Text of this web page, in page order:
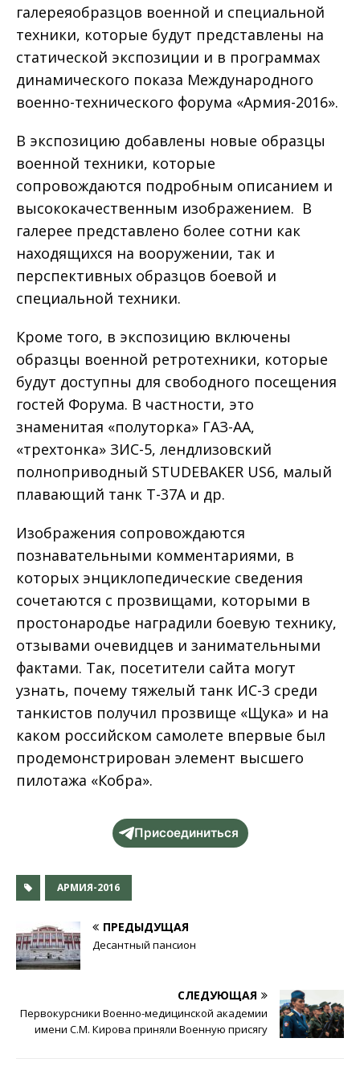
галереяобразцов военной и специальной
техники, которые будут представлены на
статической экспозиции и в программах
динамического показа Международного
военно-технического форума «Армия-2016».
В экспозицию добавлены новые образцы
военной техники, которые
сопровождаются подробным описанием и
высококачественным изображением. В
галерее представлено более сотни как
находящихся на вооружении, так и
перспективных образцов боевой и
специальной техники.
Кроме того, в экспозицию включены
образцы военной ретротехники, которые
будут доступны для свободного посещения
гостей Форума. В частности, это
знаменитая «полуторка» ГАЗ-АА,
«трехтонка» ЗИС-5, лендлизовский
полноприводный STUDEBAKER US6, малый
плавающий танк Т-37А и др.
Изображения сопровождаются
познавательными комментариями, в
которых энциклопедические сведения
сочетаются с прозвищами, которыми в
простонародье наградили боевую технику,
отзывами очевидцев и занимательными
фактами. Так, посетители сайта могут
узнать, почему тяжелый танк ИС-3 среди
танкистов получил прозвище «Щука» и на
каком российском самолете впервые был
продемонстрирован элемент высшего
пилотажа «Кобра».
Присоединиться
АРМИЯ-2016
ПРЕДЫДУЩАЯ
Десантный пансион
СЛЕДУЮЩАЯ
Первокурсники Военно-медицинской академии
имени С.М. Кирова приняли Военную присягу